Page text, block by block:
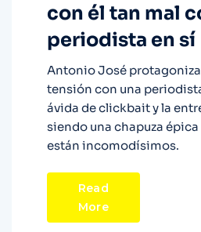
con él tan mal
periodista en sí
Antonio José
tensión con una
ávida de clickbait y la
siendo una chapuza
están incomodísimos.
Read
More